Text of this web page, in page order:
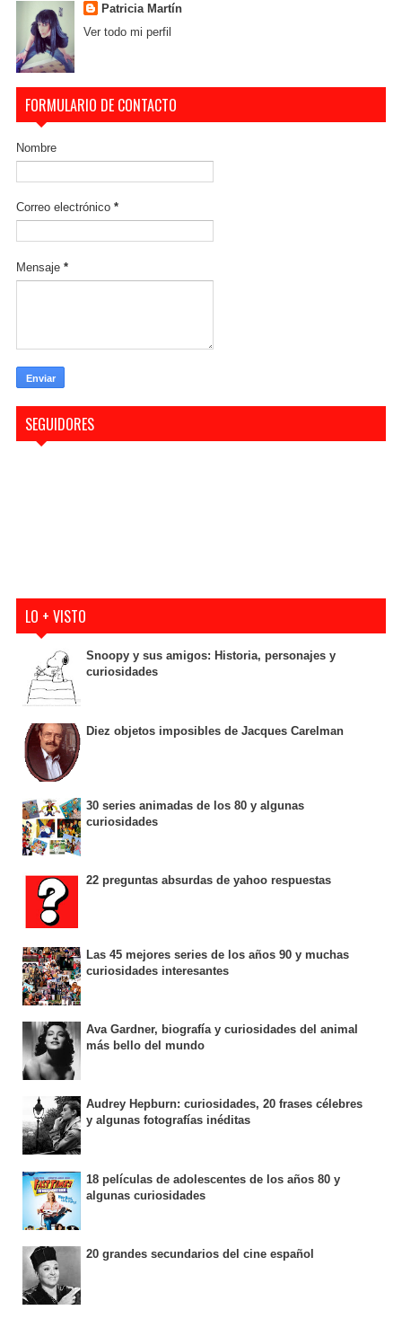
Patricia Martín
Ver todo mi perfil
FORMULARIO DE CONTACTO
Nombre
Correo electrónico *
Mensaje *
SEGUIDORES
LO + VISTO
Snoopy y sus amigos: Historia, personajes y
curiosidades
Diez objetos imposibles de Jacques Carelman
30 series animadas de los 80 y algunas
curiosidades
22 preguntas absurdas de yahoo respuestas
Las 45 mejores series de los años 90 y muchas
curiosidades interesantes
Ava Gardner, biografía y curiosidades del animal
más bello del mundo
Audrey Hepburn: curiosidades, 20 frases célebres
y algunas fotografías inéditas
18 películas de adolescentes de los años 80 y
algunas curiosidades
20 grandes secundarios del cine español